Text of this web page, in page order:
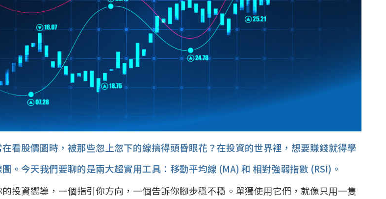
看股價圖時，被那些忽上忽下的線搞得頭昏眼花？在投資的世界裡，想要賺錢就得學
。今天我們要聊的是兩大超實用工具：移動平均線 (MA) 和 相對強弱指數 (RSI)。
投資嚮導，一個指引你方向，一個告訴你腳步穩不穩。單獨使用它們，就像只用一隻